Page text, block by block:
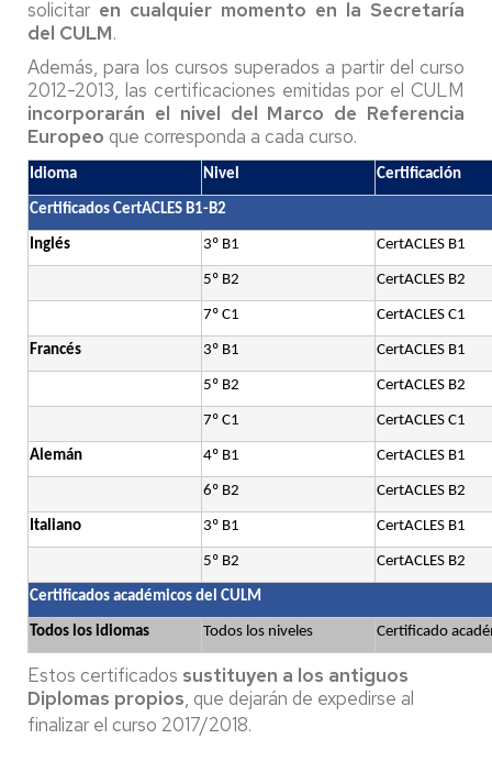
solicitar en cualquier momento en la Secretaría
del CULM.
Además, para los cursos superados a partir del curso
2012-2013, las certificaciones emitidas por el CULM
incorporarán el nivel del Marco de Referencia
Europeo que corresponda a cada curso.
Idioma Nivel Certificación
Certificados CertACLES B1-B2
Inglés 3º B1 CertACLES B1
5º B2 CertACLES B2
7º C1 CertACLES C1
Francés 3º B1 CertACLES B1
5º B2 CertACLES B2
7º C1 CertACLES C1
Alemán 4º B1 CertACLES B1
6º B2 CertACLES B2
Italiano 3º B1 CertACLES B1
5º B2 CertACLES B2
Certificados académicos del CULM
Todos los idiomas Todos los niveles Certificado
Estos certificados sustituyen a los antiguos
Diplomas propios, que dejarán de expedirse al
finalizar el curso 2017/2018.